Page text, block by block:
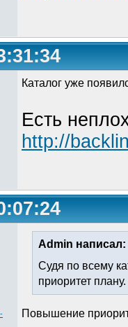
Каталог уже
Есть
http://
Admin написал:
Судя по всему
приоритет плану.
Повышение